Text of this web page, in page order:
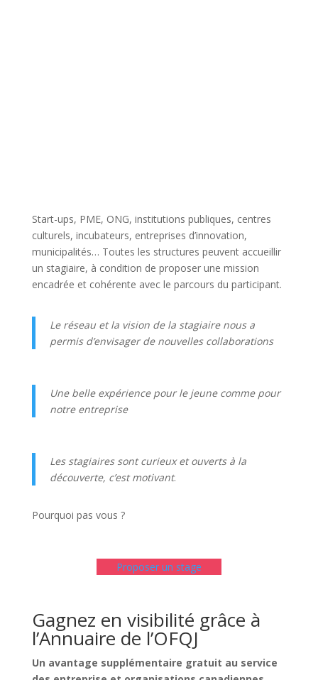
Start-ups, PME, ONG, institutions publiques, centres
culturels, incubateurs, entreprises d’innovation,
municipalités… Toutes les structures peuvent accueillir
un stagiaire, à condition de proposer une mission
encadrée et cohérente avec le parcours du participant.
Le réseau et la vision de la stagiaire nous a
permis d’envisager de nouvelles collaborations
Une belle expérience pour le jeune comme pour
notre entreprise
Les stagiaires sont curieux et ouverts à la
découverte, c’est motivant.
Pourquoi pas vous ?
Proposer un stage
Gagnez en visibilité grâce à
l’Annuaire de l’OFQJ
Un avantage supplémentaire gratuit au service